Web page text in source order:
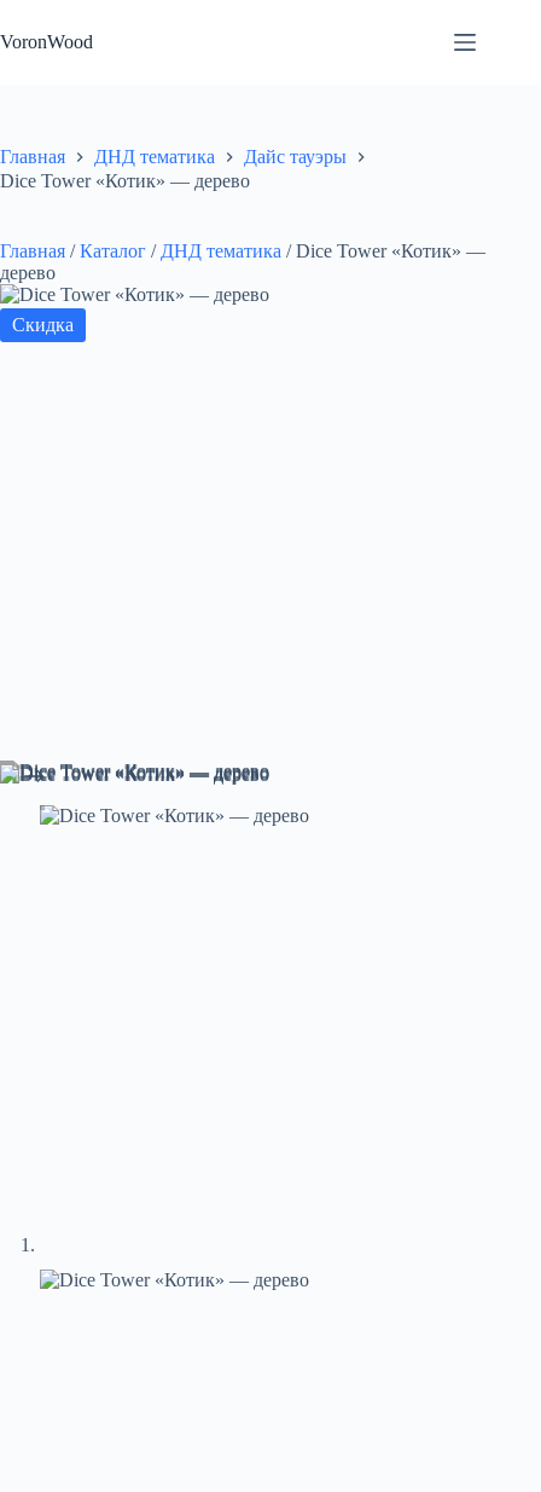
к
сути
VoronWood
Главная ДНД тематика
Дайс тауэры
Dice Tower «Котик» — дерево
Главная / Каталог / ДНД тематика / Dice Tower «Котик» —
дерево
Скидка